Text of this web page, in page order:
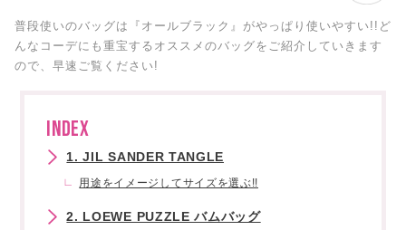
普段使いのバッグは『オールブラック』がやっぱり使いやすい!!ど
んなコーデにも重宝するオススメのバッグをご紹介していきます
ので、早速ご覧ください!
INDEX
1. JIL SANDER TANGLE
用途をイメージしてサイズを選ぶ!!
2. LOEWE PUZZLE バムバッグ